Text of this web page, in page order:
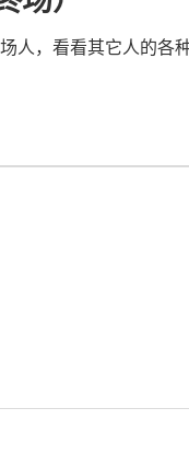
人，看看其它人的各